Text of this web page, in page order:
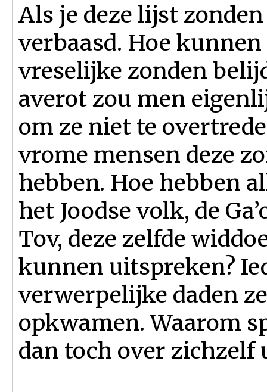
Als je deze lijst
verbaasd. Hoe
vreselijke zonden
averot zou men
om ze niet te
vrome mensen deze
hebben. Hoe hebben
het Joodse volk, de
Tov, deze zelfde
kunnen uitspreken?
verwerpelijke daden
opkwamen. Waarom
dan toch over zichzelf